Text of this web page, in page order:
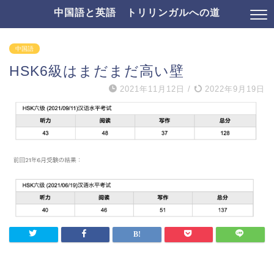
中国語と英語 トリリンガルへの道
中国語
HSK6級はまだまだ高い壁
2021年11月12日 / 2022年9月19日